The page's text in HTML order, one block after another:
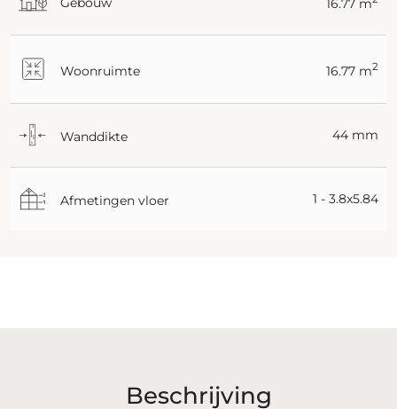
Woonruimte 16.77 m2
Wanddikte 44 mm
Afmetingen vloer 1 - 3.8x5.84
Beschrijving